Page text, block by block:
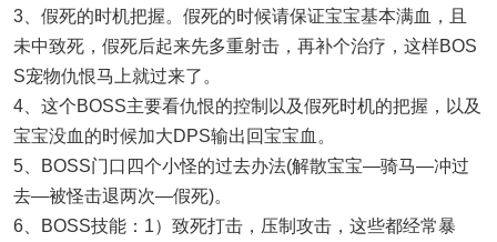
3、假死的时机把握。假死的时候请保证宝宝基本满血，且
未中致死，假死后起来先多重射击，再补个治疗，这样BOS
S宠物仇恨马上就过来了。
4、这个BOSS主要看仇恨的控制以及假死时机的把握，以及
宝宝没血的时候加大DPS输出回宝宝血。
5、BOSS门口四个小怪的过去办法(解散宝宝—骑马—冲过
去—被怪击退两次—假死)。
6、BOSS技能：1）致死打击，压制攻击，这些都经常暴